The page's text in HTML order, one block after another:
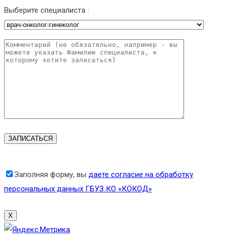
Выберите специалиста :
Заполняя форму, вы даете согласие на обработку
персональных данных ГБУЗ КО «КОКОД»
X